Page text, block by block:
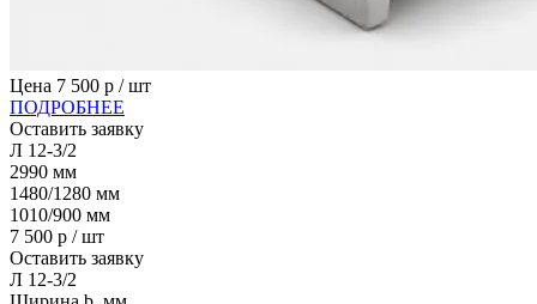
Цена 7 500 р / шт
ПОДРОБНЕЕ
Оставить заявку
Л 12-3/2
2990 мм
1480/1280 мм
1010/900 мм
7 500 р / шт
Оставить заявку
Л 12-3/2